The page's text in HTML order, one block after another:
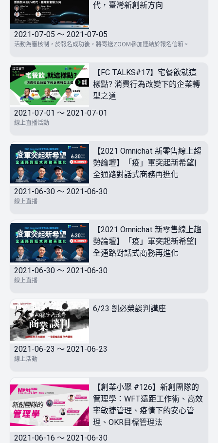
代，臺灣新創新方向
2021-07-05 ～ 2021-07-05
活動為審核制，於報名成功後，將寄送ZOOM參加連結於報名信箱。
【FC TALKS#17】宅餐飲就這
樣點? 消費行為改變下的企業轉
型之道
2021-07-01 ～ 2021-07-01
線上直播活動
【2021 Omnichat 新零售線上趨
勢論壇】「疫」軍突起新希望|
全通路對話式商務再進化
2021-06-30 ～ 2021-06-30
線上直播
【2021 Omnichat 新零售線上趨
勢論壇】「疫」軍突起新希望|
全通路對話式商務再進化
2021-06-30 ～ 2021-06-30
線上直播
6/23 劉必榮談判講座
2021-06-23 ～ 2021-06-23
線上活動
【創業小聚 #126】新創團隊的
管理學：WFT遠距工作術、高效
率敏捷管理、疫情下的安心管
理、OKR目標管理法
2021-06-16 ～ 2021-06-30